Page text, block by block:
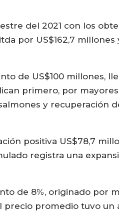
del 2021 con los
por US$162,7 millones
de US$100 millones,
primero, por
y recuperación
positiva US$78,7
registra una
de 8%, originado por
promedio tuvo un